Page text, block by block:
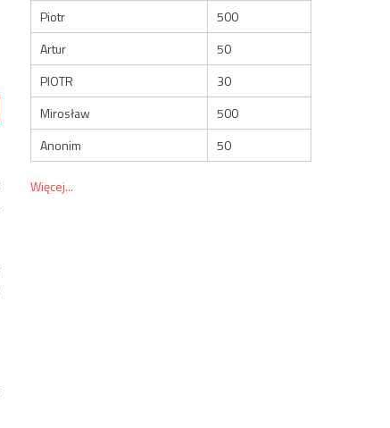
Piotr
500
Artur
50
PIOTR
30
Mirosław
500
Anonim
50
Więcej...